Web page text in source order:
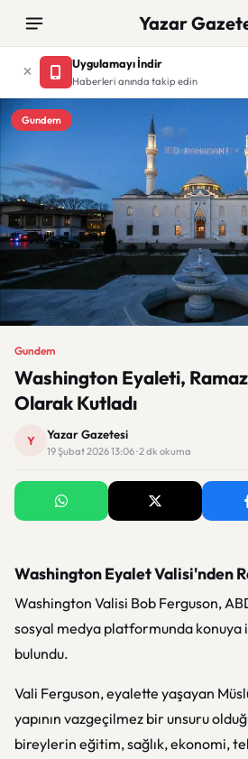
Yazar
Uygulamayı İndir
Haberleri anında takip edin
Gundem
Gundem
Washington Eyaleti,
Olarak Kutladı
Y Yazar Gazetesi
19 Şubat 2026 13:06 · 2 dk okuma
Washington Eyalet Valisi'nden
Washington Valisi Bob Ferguson,
sosyal medya platformunda konuya
bulundu.
Vali Ferguson, eyalette yaşayan
yapının vazgeçilmez bir unsuru
bireylerin eğitim, sağlık, ekonomi,